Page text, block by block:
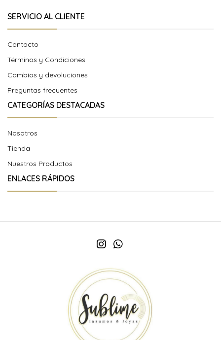
SERVICIO AL CLIENTE
Contacto
Términos y Condiciones
Cambios y devoluciones
Preguntas frecuentes
CATEGORÍAS DESTACADAS
Nosotros
Tienda
Nuestros Productos
ENLACES RÁPIDOS